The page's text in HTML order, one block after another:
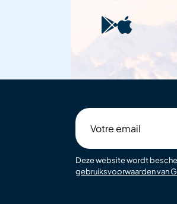
email
Deze website wordt
gebruiksvoorwaarden van